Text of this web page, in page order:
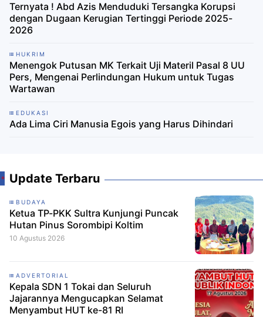
Ternyata ! Abd Azis Menduduki Tersangka Korupsi
dengan Dugaan Kerugian Tertinggi Periode 2025-
2026
HUKRIM
Menengok Putusan MK Terkait Uji Materil Pasal 8 UU
Pers, Mengenai Perlindungan Hukum untuk Tugas
Wartawan
EDUKASI
Ada Lima Ciri Manusia Egois yang Harus Dihindari
Update Terbaru
BUDAYA
Ketua TP-PKK Sultra Kunjungi Puncak
Hutan Pinus Sorombipi Koltim
10 Agustus 2026
ADVERTORIAL
Kepala SDN 1 Tokai dan Seluruh
Jajarannya Mengucapkan Selamat
Menyambut HUT ke-81 RI